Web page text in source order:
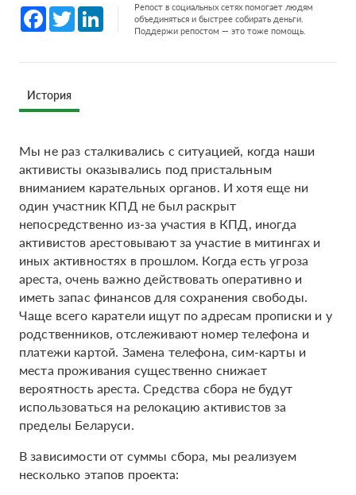
Facebook
Twitter LinkedInРепост в социальных сетях помогает людям
объединяться и быстрее собирать деньги.
Поддержи репостом — это тоже помощь.
История
Мы не раз сталкивались с ситуацией, когда наши
активисты оказывались под пристальным
вниманием карательных органов. И хотя еще ни
один участник КПД не был раскрыт
непосредственно из-за участия в КПД, иногда
активистов арестовывают за участие в митингах и
иных активностях в прошлом. Когда есть угроза
ареста, очень важно действовать оперативно и
иметь запас финансов для сохранения свободы.
Чаще всего каратели ищут по адресам прописки и у
родственников, отслеживают номер телефона и
платежи картой. Замена телефона, сим-карты и
места проживания существенно снижает
вероятность ареста. Средства сбора не будут
использоваться на релокацию активистов за
пределы Беларуси.
В зависимости от суммы сбора, мы реализуем
несколько этапов проекта: